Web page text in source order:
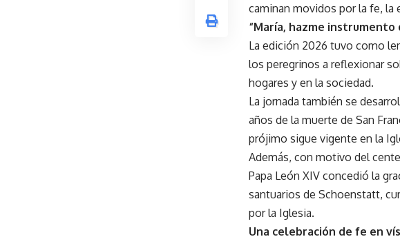
caminan movidos por la fe, la
“María, hazme
La edición 2026 tuvo como
los peregrinos a reflexionar
hogares y en la sociedad.
La jornada también se
años de la muerte de San
prójimo sigue vigente en la
Además, con motivo del
Papa León XIV concedió la
santuarios de Schoenstatt,
por la Iglesia.
Una celebración de fe en